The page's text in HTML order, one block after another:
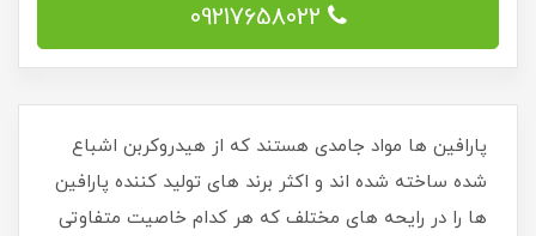
09217658022
پارافین ها مواد جامدی هستند که از هیدروکربن اشباع
شده ساخته شده اند و اکثر برند های تولید کننده پارافین
ها را در رایحه های مختلف که هر کدام خاصیت متفاوتی